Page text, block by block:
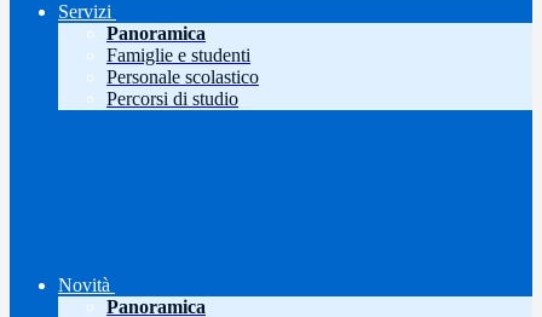
Servizi
Panoramica
Famiglie e studenti
Personale scolastico
Percorsi di studio
Novità
Panoramica